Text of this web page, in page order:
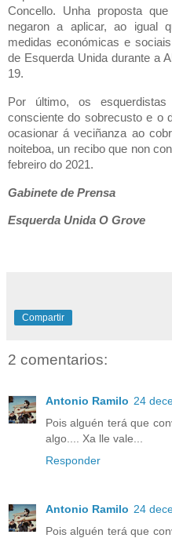
Concello. Unha proposta
negaron a aplicar, ao igual
medidas económicas e
de Esquerda Unida durante a
19.
Por último, os
consciente do sobrecusto e o
ocasionar á veciñanza ao
noiteboa, un recibo que non
febreiro do 2021.
Gabinete de Prensa
Esquerda Unida O Grove
Compartir
2 comentarios:
Antonio Ramilo 24
Pois alguén terá que
algo.... Xa lle vale...
Responder
Antonio Ramilo 24
Pois alguén terá que